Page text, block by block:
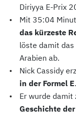
Diriyya E-Prix
Mit 35:04
das kürzeste
löste damit das
Arabien ab.
Nick Cassidy
in der Formel E.
Er wurde damit
Geschichte